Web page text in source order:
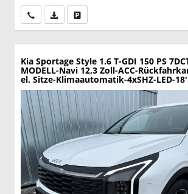
Wir rufen Sie anPDF-Datei, Fahrzeugexposé drucken
Kia Sportage Style 1.6 T-GDI 150 PS
MODELL-Navi 12,3 Zoll-ACC-
el. Sitze-Klimaautomatik-4xSHZ-LED-